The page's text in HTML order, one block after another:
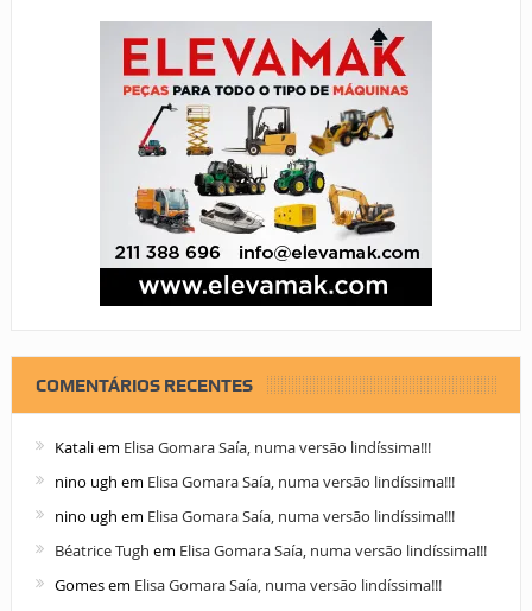
COMENTÁRIOS RECENTES
Kataliem Elisa Gomara Saía, numa versão lindíssima!!!
nino ugh em Elisa Gomara Saía, numa versão lindíssima!!!
nino ugh em Elisa Gomara Saía, numa versão lindíssima!!!
Béatrice Tugh em Elisa Gomara Saía, numa versão lindíssima!!!
Gomesem Elisa Gomara Saía, numa versão lindíssima!!!